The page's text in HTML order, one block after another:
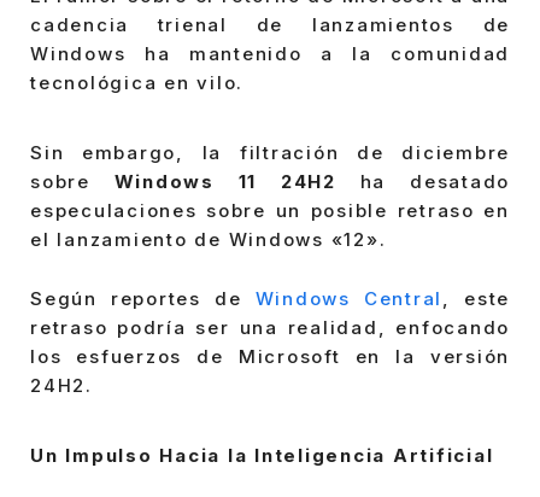
cadencia trienal de lanzamientos de
Windows ha mantenido a la comunidad
tecnológica en vilo.
Sin embargo, la filtración de diciembre
sobre Windows 11 24H2
ha desatado
especulaciones sobre un posible retraso en
el lanzamiento de Windows «12».
Según reportes de Windows Central , este
retraso podría ser una realidad, enfocando
los esfuerzos de Microsoft en la versión
24H2.
Un Impulso Hacia la Inteligencia Artificial